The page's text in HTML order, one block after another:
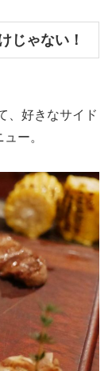
じゃない！
、好きなサイド
ー。